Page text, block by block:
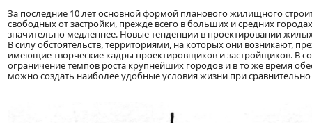
За последние 10 лет основной формой планового жилищного
свободных от застройки, прежде всего в больших и средних
значительно медленнее. Новые тенденции в проектировании
В силу обстоятельств, территориями, на которых они возникают,
имеющие творческие кадры проектировщиков и застройщиков. В
ограничение темпов роста крупнейших городов и в то же время
можно создать наиболее удобные условия жизни при сравнительно